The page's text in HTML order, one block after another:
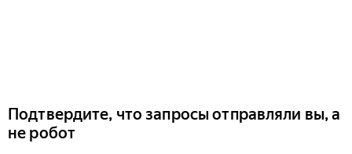
Подтвердите, что запросы отправляли вы, а
не робот